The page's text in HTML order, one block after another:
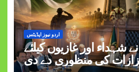
اردو نیوز اپڈیٹس
شہداء اور غازیوں کیلئے
کی منظوری دے دی